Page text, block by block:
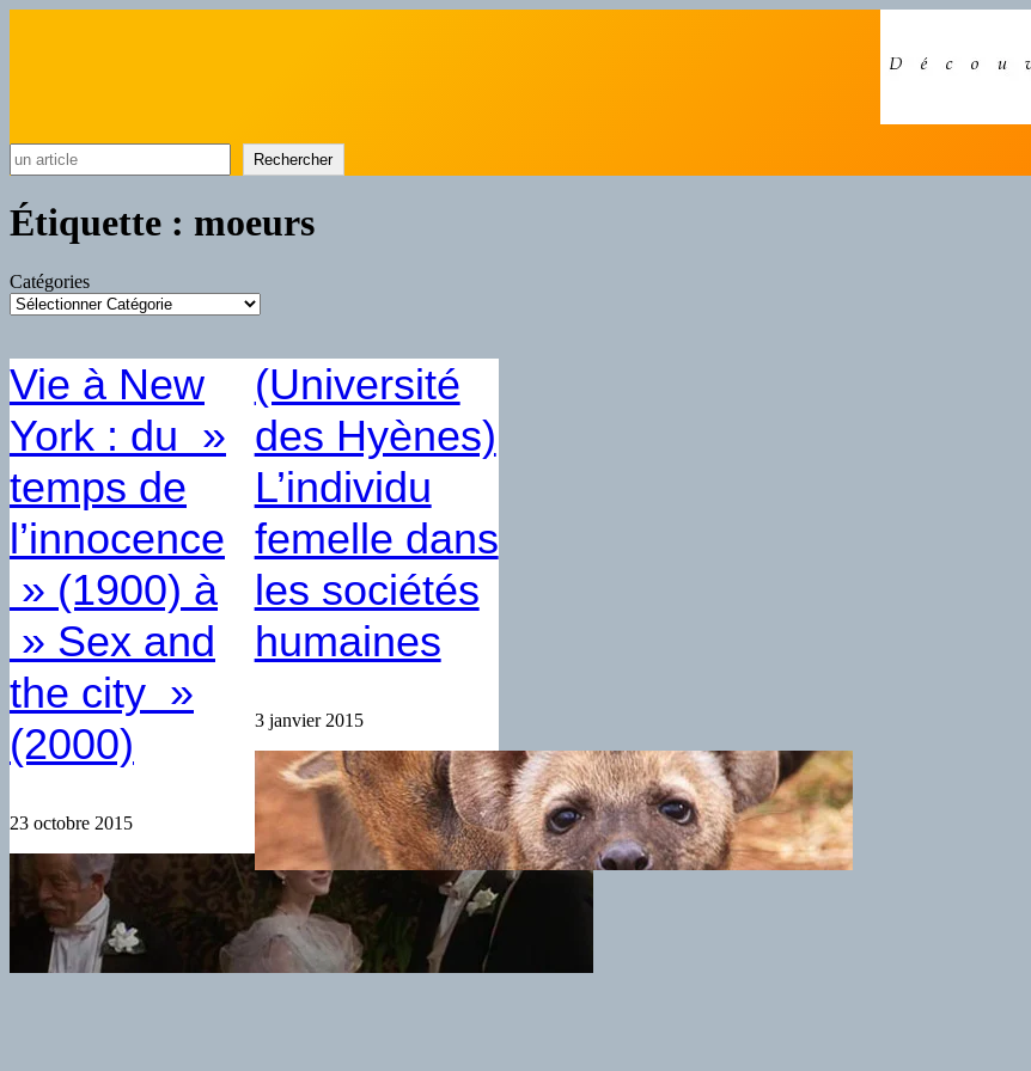
Rechercher
Étiquette : moeurs
Catégories
Vie à New
York : du »
temps de
l’innocence
» (1900) à
» Sex and
the city »
(2000)
23 octobre 2015
(Université
des Hyènes)
L’individu
femelle dans
les sociétés
humaines
3 janvier 2015